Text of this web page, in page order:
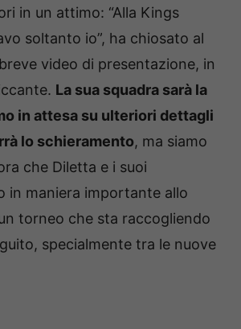
in un attimo: “Alla Kings
soltanto io”, ha chiosato al
video di presentazione, in
La sua squadra sarà la
in attesa su ulteriori dettagli
lo schieramento, ma siamo
che Diletta e i suoi
in maniera importante allo
torneo che sta raccogliendo
specialmente tra le nuove